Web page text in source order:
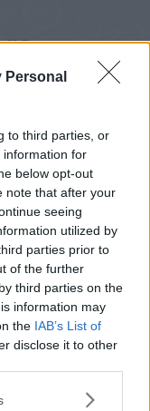
Personal
to third parties, or
information for
below opt-out
note that after your
seeing
utilized by
parties prior to
of the further
third parties on the
information may
the IAB’s List of
disclose it to other
cu carne